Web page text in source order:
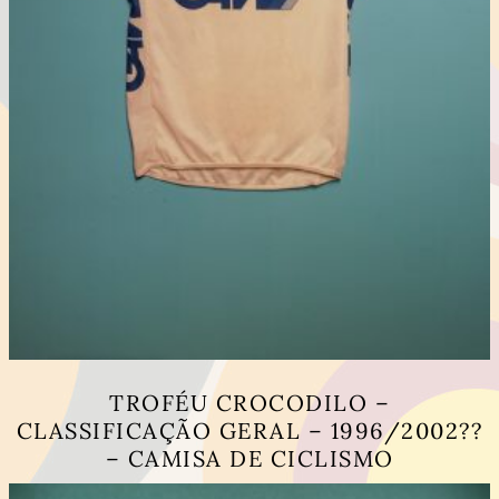
TROFÉU CROCODILO –
CLASSIFICAÇÃO GERAL – 1996/2002??
– CAMISA DE CICLISMO